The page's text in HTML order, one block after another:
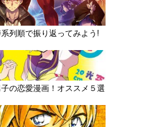
系列順で振り返ってみよう!
の恋愛漫画！オススメ５選